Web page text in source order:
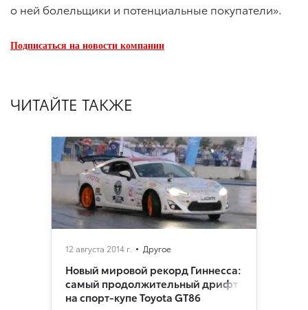
о ней болельщики и потенциальные покупатели».
Подписаться на новости компании
ЧИТАЙТЕ ТАКЖЕ
12 августа 2014 г. Другое
Новый мировой рекорд Гиннесса:
самый продолжительный дрифт
на спорт-купе Toyota GT86